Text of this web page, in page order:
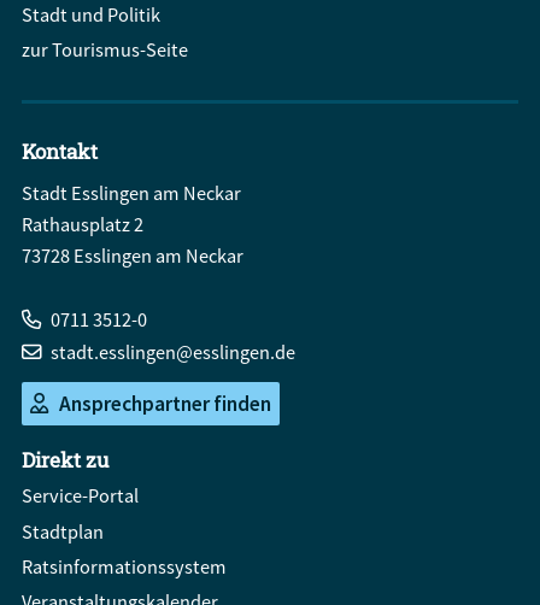
Stadt und Politik
zur Tourismus-Seite
Kontakt
Stadt Esslingen am Neckar
Rathausplatz 2
73728 Esslingen am Neckar
0711 3512-0
stadt.esslingen@esslingen.de
Ansprechpartner finden
Direkt zu
Service-Portal
Stadtplan
Ratsinformationssystem